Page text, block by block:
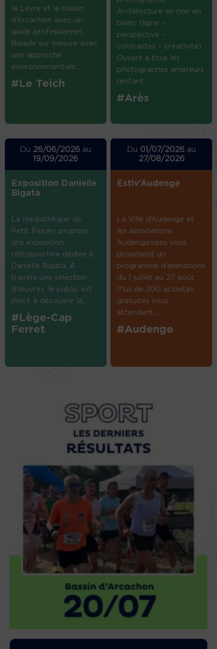
la Leyre et le bassin
d’Arcachon avec un
guide professionnel.
Balade sur mesure avec
une approche
environnementale....
#Le Teich
Architecture en noir en
blanc (ligne –
perspective –
contrastes – créativité)
Ouvert à tous les
photographes amateurs
(enfant...
#Arès
Du 26/06/2026 au
19/09/2026
Exposition Danielle
Bigata
La médiathèque de
Petit Piquey propose
une exposition
rétrospective dédiée à
Danielle Bigata. A
travers une sélection
d’œuvres, le public est
invité à découvrir la...
#Lège-Cap
Ferret
Du 01/07/2026 au
27/08/2026
Estiv’Audenge
La Ville d’Audenge et
les associations
Audengeoises vous
proposent un
programme d’animations
du 1 juillet au 27 août.
Plus de 200 activités
gratuites vous
attendent....
#Audenge